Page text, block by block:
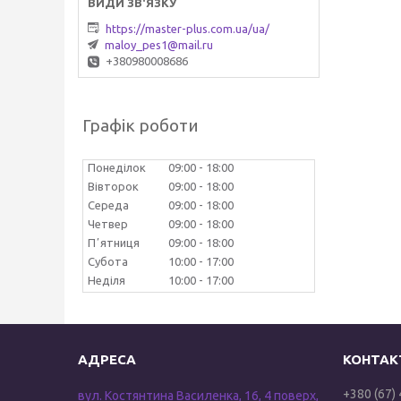
https://master-plus.com.ua/ua/
maloy_pes1@mail.ru
+380980008686
Графік роботи
Понеділок 09:00
18:00
Вівторок
09:00
18:00
Середа
09:00
18:00
Четвер
09:00
18:00
Пʼятниця
09:00
18:00
Субота
10:00
17:00
Неділя
10:00 17:00
вул. Костянтина Василенка, 16, 4 поверх, +380 (67)